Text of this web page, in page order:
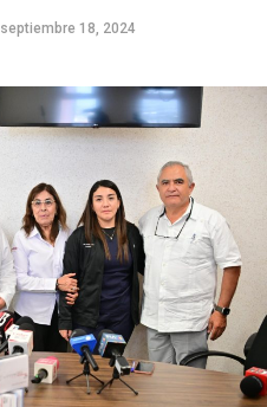
septiembre 18, 2024